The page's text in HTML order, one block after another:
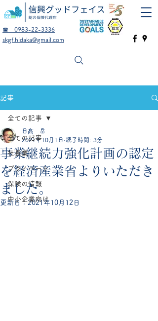
skgf.hidaka@gmail.com
☎ 0983-22-3336
記事
全ての記事
社長業
プライベート
保険の情報
中小企業向け
全ての記事
事業継続力強化計画の認定
を経済産業省よりいただき
ました。
日髙 岳
2021年10月1日 読了時間: 3分
更新日：2021年10月12日